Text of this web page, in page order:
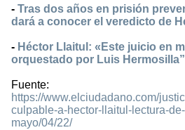
- Tras dos años en prisión
dará a conocer el veredicto de
- Héctor Llaitul: «Este juicio en
orquestado por Luis Hermosilla”
Fuente:
https://www.elciudadano.com/
culpable-a-hector-llaitul-lectura-
mayo/04/22/